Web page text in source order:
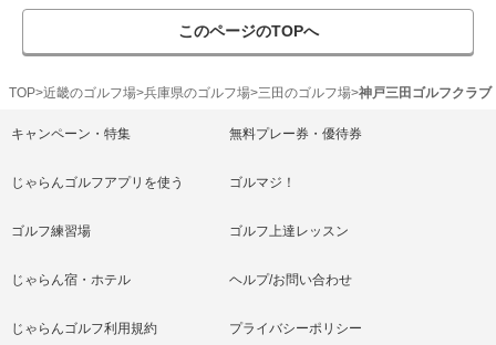
このページのTOPへ
TOP 近畿のゴルフ場 兵庫県のゴルフ場 三田のゴルフ場 神戸三田ゴルフクラブ
キャンペーン・特集 無料プレー券・優待券
じゃらんゴルフアプリを使う ゴルマジ！
ゴルフ練習場 ゴルフ上達レッスン
じゃらん宿・ホテル ヘルプ/お問い合わせ
じゃらんゴルフ利用規約 プライバシーポリシー